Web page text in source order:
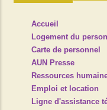
HEADER
NAVIGATION
Accueil
Logement du
Carte de personnel
AUN Presse
Ressources
Emploi et location
Ligne d'assistance